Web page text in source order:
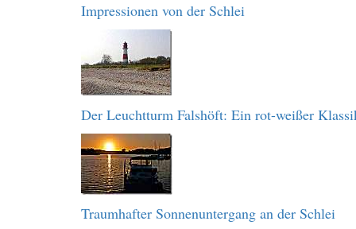
Impressionen von der Schlei
Der Leuchtturm Falshöft: Ein rot-weißer
Traumhafter Sonnenuntergang an der Schlei